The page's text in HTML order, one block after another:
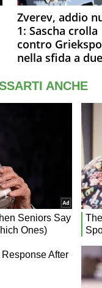
Zverev, addio
1: Sascha crolla
contro
nella sfida a
terzo. Quanti